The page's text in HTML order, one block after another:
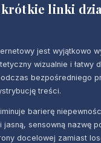
linki
jest wyjątkowo
wizualnie i łatwy
bezpośredniego
treści.
barierę
jasną, sensowną nazwę
docelowej zamiast